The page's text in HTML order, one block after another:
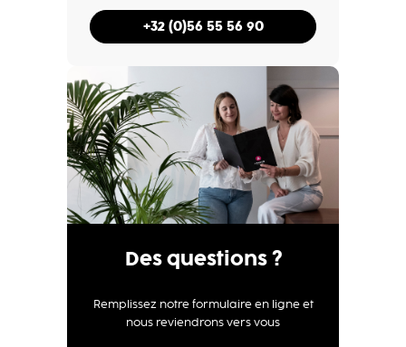
+32 (0)56 55 56 90
Des questions ?
Remplissez notre formulaire en ligne et
nous reviendrons vers vous